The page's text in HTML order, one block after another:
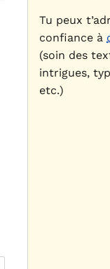
Tu peux
confiance à
(soin des
intrigues,
etc.)